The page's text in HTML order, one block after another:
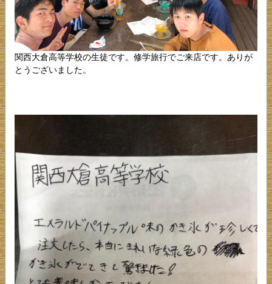
関西大倉高等学校の生徒です。修学旅行でご来店です。ありが
とうございました。